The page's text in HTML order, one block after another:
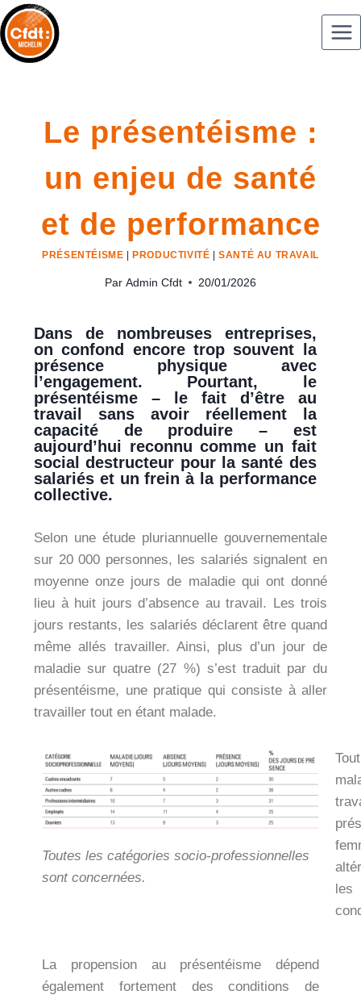
Le présentéisme :
un enjeu de santé
et de performance
PRÉSENTÉISME PRODUCTIVITÉ |SANTÉ AU TRAVAIL
Par Admin Cfdt 20/01/2026
Dans de nombreuses entreprises,
on confond encore trop souvent la
présence physique avec
l’engagement. Pourtant, le
présentéisme – le fait d’être au
travail sans avoir réellement la
capacité de produire – est
aujourd’hui reconnu comme un fait
social destructeur pour la santé des
salariés et un frein à la performance
collective.
Selon une étude pluriannuelle gouvernementale
sur 20 000 personnes, les salariés signalent en
moyenne onze jours de maladie qui ont donné
lieu à huit jours d’absence au travail. Les trois
jours restants, les salariés déclarent être quand
même allés travailler. Ainsi, plus d’un jour de
maladie sur quatre (27 %) s’est traduit par du
présentéisme, une pratique qui consiste à aller
travailler tout en étant malade.
Toutes les catégories socio-professionnelles
sont concernées.
les
La propension au présentéisme dépend
également fortement des conditions de